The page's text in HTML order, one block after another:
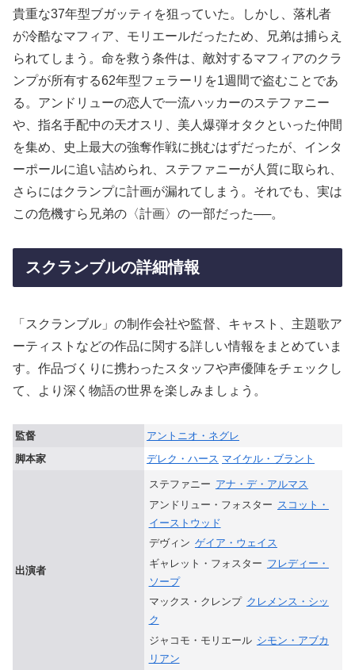
貴重な37年型ブガッティを狙っていた。しかし、落札者
が冷酷なマフィア、モリエールだったため、兄弟は捕らえ
られてしまう。命を救う条件は、敵対するマフィアのクラ
ンプが所有する62年型フェラーリを1週間で盗むことであ
る。アンドリューの恋人で一流ハッカーのステファニー
や、指名手配中の天才スリ、美人爆弾オタクといった仲間
を集め、史上最大の強奪作戦に挑むはずだったが、インタ
ーポールに追い詰められ、ステファニーが人質に取られ、
さらにはクランプに計画が漏れてしまう。それでも、実は
この危機すら兄弟の〈計画〉の一部だった──。
スクランブルの詳細情報
「スクランブル」の制作会社や監督、キャスト、主題歌ア
ーティストなどの作品に関する詳しい情報をまとめていま
す。作品づくりに携わったスタッフや声優陣をチェックし
て、より深く物語の世界を楽しみましょう。
監督
アントニオ・ネグレ
脚本家
デレク・ハース マイケル・ブラント
出演者
ステファニー アナ・デ・アルマス
アンドリュー・フォスター スコット・
イーストウッド
デヴィン ゲイア・ウェイス
ギャレット・フォスター フレディー・
ソープ
マックス・クレンプ クレメンス・シッ
ク
ジャコモ・モリエール シモン・アブカ
リアン